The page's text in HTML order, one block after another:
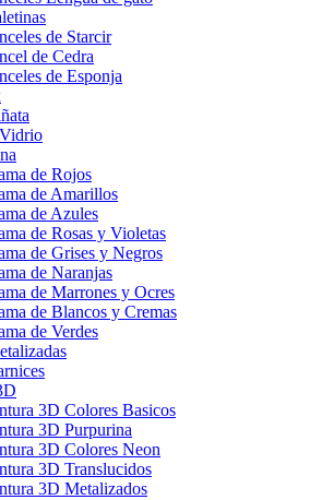
de Starcir
de Cedra
de Esponja
de Rojos
de Amarillos
de Azules
de Rosas y Violetas
de Grises y Negros
de Naranjas
de Marrones y Ocres
de Blancos y Cremas
de Verdes
3D Colores Basicos
3D Purpurina
3D Colores Neon
3D Translucidos
3D Metalizados